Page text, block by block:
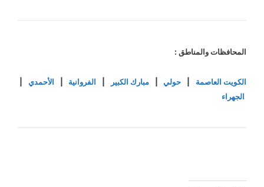
المحافظات والمناطق :
الكويت العاصمة حولي|مبارك الكبير الفروانية الأحمدي
الجهراء